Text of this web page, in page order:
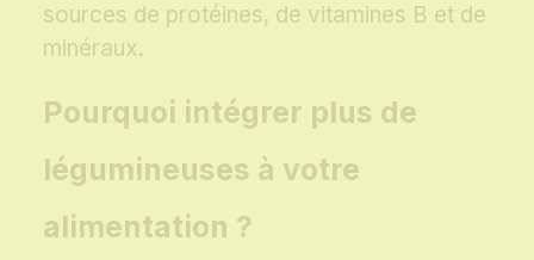
sources de protéines, de vitamines B et de
minéraux.
Pourquoi intégrer plus de
légumineuses à votre
alimentation ?